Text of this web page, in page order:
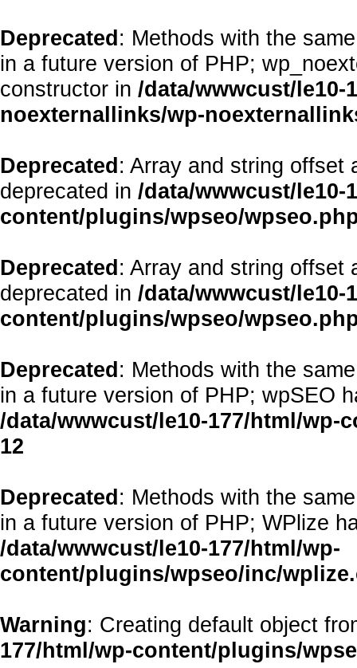
Deprecated: Methods with the
in a future version of PHP;
constructor in /data/wwwcust/
noexternallinks/wp-
Deprecated: Array and string offset
deprecated in /data/wwwcust/le10-
content/plugins/wpseo/
Deprecated: Array and string offset
deprecated in /data/wwwcust/le10-
content/plugins/wpseo/
Deprecated: Methods with the
in a future version of PHP; wpSEO
/data/wwwcust/le10-177/html/
12
Deprecated: Methods with the
in a future version of PHP; WPlize
/data/wwwcust/le10-177/html/wp-
content/plugins/wpseo/inc/
Warning: Creating default object
177/html/wp-content/plugins/